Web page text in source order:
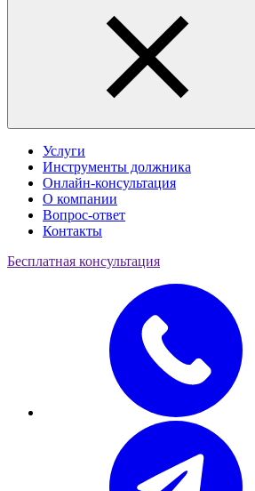
Услуги
Инструменты должника
Онлайн-консультация
О компании
Вопрос-ответ
Контакты
Бесплатная консультация